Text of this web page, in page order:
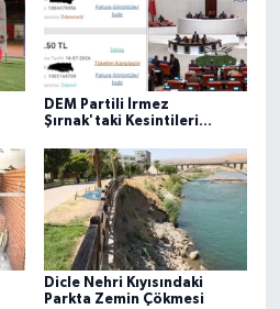
DEM Partili İrmez
Şırnak'taki Kesintileri
Dicle Nehri Kıyısındaki
Parkta Zemin Çökmesi